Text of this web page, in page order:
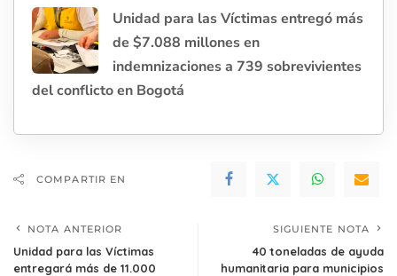
Unidad para las Víctimas entregó más
de $7.088 millones en
indemnizaciones a 739 sobrevivientes
del conflicto en Bogotá
COMPARTIR EN
NOTA ANTERIOR
Unidad para las Víctimas
entregará más de 11.000
SIGUIENTE NOTA
40 toneladas de ayuda
humanitaria para municipios